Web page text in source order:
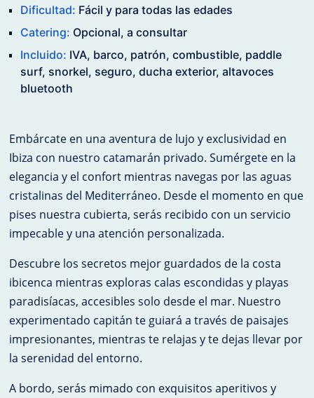
Dificultad: Fácil y para todas las edades
Catering: Opcional, a consultar
Incluido: IVA, barco, patrón, combustible, paddle
surf, snorkel, seguro, ducha exterior, altavoces
bluetooth
Embárcate en una aventura de lujo y exclusividad en
Ibiza con nuestro catamarán privado. Sumérgete en la
elegancia y el confort mientras navegas por las aguas
cristalinas del Mediterráneo. Desde el momento en que
pises nuestra cubierta, serás recibido con un servicio
impecable y una atención personalizada.
Descubre los secretos mejor guardados de la costa
ibicenca mientras exploras calas escondidas y playas
paradisíacas, accesibles solo desde el mar. Nuestro
experimentado capitán te guiará a través de paisajes
impresionantes, mientras te relajas y te dejas llevar por
la serenidad del entorno.
A bordo, serás mimado con exquisitos aperitivos y